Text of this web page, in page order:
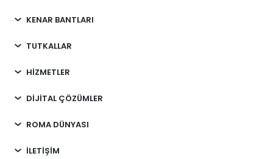
KENAR BANTLARI
TUTKALLAR
HİZMETLER
DİJİTAL ÇÖZÜMLER
ROMA DÜNYASI
İLETİŞİM